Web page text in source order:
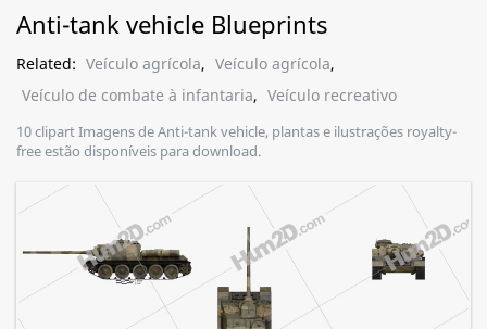
Anti-tank vehicle Blueprints
Related: Veículo agrícola, Veículo agrícola,
Veículo de combate à infantaria, Veículo recreativo
10 clipart Imagens de Anti-tank vehicle, plantas e ilustrações royalty-
free estão disponíveis para download.